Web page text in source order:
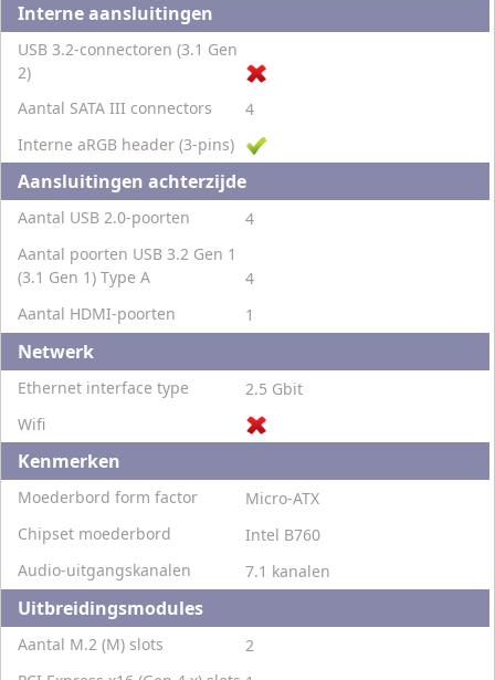
Interne aansluitingen
USB 3.2-connectoren (3.1 Gen
2)
Aantal SATA III connectors
4
Interne aRGB header (3-pins)
Aansluitingen achterzijde
Aantal USB 2.0-poorten
4
Aantal poorten USB 3.2 Gen 1
(3.1 Gen 1) Type A
4
Aantal HDMI-poorten
1
Netwerk
Ethernet interface type
2.5 Gbit
Wifi
Kenmerken
Moederbord form factor
Micro-ATX
Chipset moederbord
Intel B760
Audio-uitgangskanalen
7.1 kanalen
Uitbreidingsmodules
Aantal M.2 (M) slots
2